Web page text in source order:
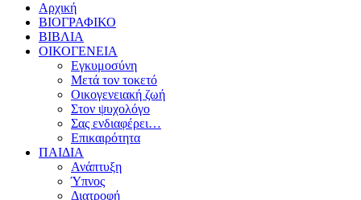
Αρχική
ΒΙΟΓΡΑΦΙΚΟ
ΒΙΒΛΙΑ
ΟΙΚΟΓΕΝΕΙΑ
Εγκυμοσύνη
Μετά τον τοκετό
Οικογενειακή ζωή
Στον ψυχολόγο
Σας ενδιαφέρει…
Επικαιρότητα
ΠΑΙΔΙΑ
Ανάπτυξη
Ύπνος
Διατροφή